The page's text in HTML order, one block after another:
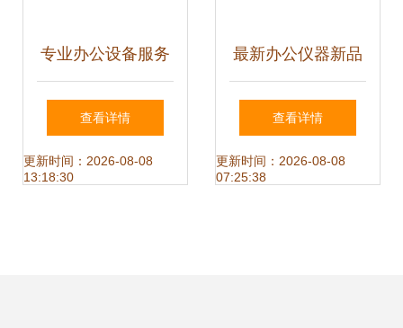
专业办公设备服务
租赁、销售与维修
一体化解决方案
查看详情
更新时间：2026-08-08
13:18:30
最新办公仪器新品
推荐 高效升级，什
么办公设备值得
查看详情
更新时间：2026-08-08
07:25:38